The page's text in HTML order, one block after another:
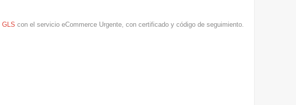
GLS con el servicio eCommerce Urgente, con certificado y código de seguimiento.